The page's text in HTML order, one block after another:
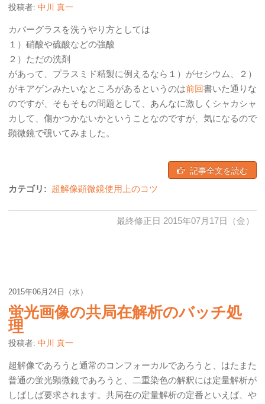
投稿者: 中川 真一
カバーグラスを洗うやり方としては
１）硝酸や硫酸などの強酸
２）ただの洗剤
があって、プラスミド精製に例えるなら１）がセシウム、２）
がキアゲンみたいなところがあるというのは前回書いた通りな
のですが、そもそもの問題として、あんなに激しくシャカシャ
カして、傷かつかないかということなのですが、気になるので
顕微鏡で覗いてみました。
記事全文を読む
カテゴリ: 超解像顕微鏡使用上のコツ
最終修正日 2015年07月17日（金）
2015年06月24日（水）
蛍光画像の共局在解析のバッチ処
理
投稿者: 中川 真一
超解像であろうと通常のコンフォーカルであろうと、はたまた
普通の蛍光顕微鏡であろうと、二重染色の解釈には定量解析が
しばしば要求されます。共局在の定量解析の定番といえば、や